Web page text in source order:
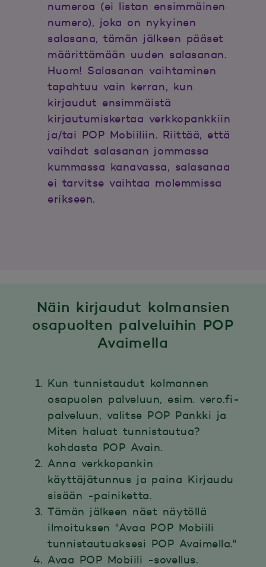
numeroa (ei listan ensimmäinen
numero), joka on nykyinen
salasana, tämän jälkeen pääset
määrittämään uuden salasanan.
Huom! Salasanan vaihtaminen
tapahtuu vain kerran, kun
kirjaudut ensimmäistä
kirjautumiskertaa verkkopankkiin
ja/tai POP Mobiiliin. Riittää, että
vaihdat salasanan jommassa
kummassa kanavassa, salasanaa
ei tarvitse vaihtaa molemmissa
erikseen.
Näin kirjaudut kolmansien
osapuolten palveluihin POP
Avaimella
Kun tunnistaudut kolmannen
osapuolen palveluun, esim. vero.fi-
palveluun, valitse POP Pankki ja
Miten haluat tunnistautua?
kohdasta POP Avain.
Anna verkkopankin
käyttäjätunnus ja paina Kirjaudu
sisään -painiketta.
Tämän jälkeen näet näytöllä
ilmoituksen "Avaa POP Mobiili
tunnistautuaksesi POP Avaimella."
Avaa POP Mobiili -sovellus.